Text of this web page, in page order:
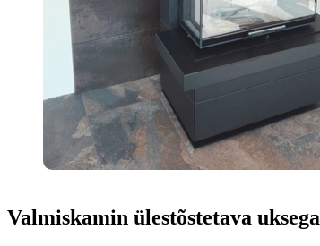
Valmiskamin ülestõstetava uksega